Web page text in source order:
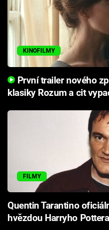
KINOFILMY
První trailer nového
klasiky Rozum a cit
FILMY
Quentin Tarantino
hvězdou Harryho Pottera